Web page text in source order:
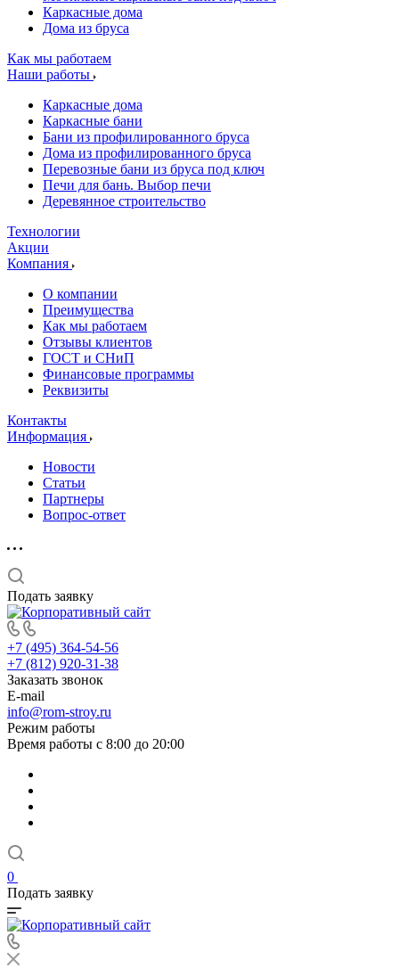
Каркасные дома
Дома из бруса
Как мы работаем
Наши работы
Каркасные дома
Каркасные бани
Бани из профилированного бруса
Дома из профилированного бруса
Перевозные бани из бруса под ключ
Печи для бань. Выбор печи
Деревянное строительство
Технологии
Акции
Компания
О компании
Преимущества
Как мы работаем
Отзывы клиентов
ГОСТ и СНиП
Финансовые программы
Реквизиты
Контакты
Информация
Новости
Статьи
Партнеры
Вопрос-ответ
Подать заявку
+7 (495) 364-54-56
+7 (812) 920-31-38
Заказать звонок
E-mail
info@rom-stroy.ru
Режим работы
Время работы с 8:00 до 20:00
0
Подать заявку